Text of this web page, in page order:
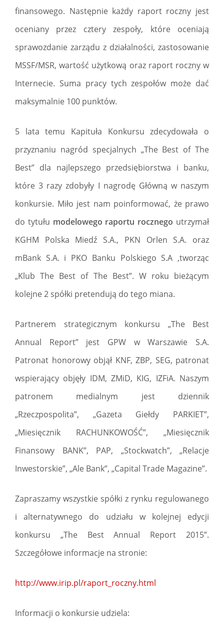
finansowego. Następnie każdy raport roczny jest
oceniany przez cztery zespoły, które oceniają
sprawozdanie zarządu z działalności, zastosowanie
MSSF/MSR, wartość użytkową oraz raport roczny w
Internecie. Suma pracy tych zespołów może dać
maksymalnie 100 punktów.
5 lata temu Kapituła Konkursu zdecydowała o
przyznaniu nagród specjalnych „The Best of The
Best” dla najlepszego przedsiębiorstwa i banku,
które 3 razy zdobyły I nagrodę Główną w naszym
konkursie. Miło jest nam poinformować, że prawo
do tytułu modelowego raportu rocznego utrzymał
KGHM Polska Miedź S.A., PKN Orlen S.A. oraz
mBank S.A. i PKO Banku Polskiego S.A ,tworząc
„Klub The Best of The Best”. W roku bieżącym
kolejne 2 spółki pretendują do tego miana.
Partnerem strategicznym konkursu „The Best
Annual Report” jest GPW w Warszawie S.A.
Patronat honorowy objął KNF, ZBP, SEG, patronat
wspierający objęły IDM, ZMiD, KIG, IZFiA. Naszym
patronem medialnym jest dziennik
„Rzeczpospolita”, „Gazeta Giełdy PARKIET”,
„Miesięcznik RACHUNKOWOŚĆ”, „Miesięcznik
Finansowy BANK”, PAP, „Stockwatch”, „Relacje
Inwestorskie”, „Ale Bank”, „Capital Trade Magazine”.
Zapraszamy wszystkie spółki z rynku regulowanego
i alternatywnego do udziału w kolejnej edycji
konkursu „The Best Annual Report 2015”.
Szczegółowe informacje na stronie:
http://www.irip.pl/raport_roczny.html
Informacji o konkursie udziela: